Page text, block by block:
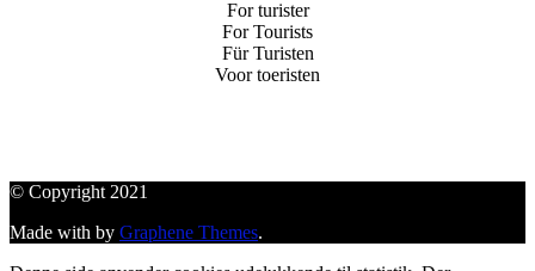
For turister
For Tourists
Für Turisten
Voor toeristen
© Copyright 2021
Made with by Graphene Themes.